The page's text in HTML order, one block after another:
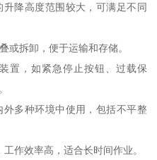
降高度范围较大，可满足不同
或拆卸，便于运输和存储。
置，如紧急停止按钮、过载保
多种环境中使用，包括不平整
作效率高，适合长时间作业。